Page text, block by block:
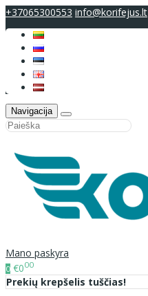
+37065300553 info@korifejus.lt
Navigacija
Mano paskyra
0 €000
Prekių krepšelis tuščias!